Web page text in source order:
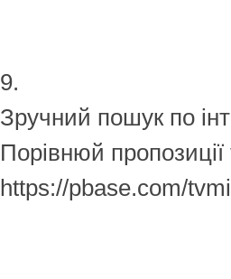
9.
Зручний пошук по
Порівнюй
https://pbase.com/